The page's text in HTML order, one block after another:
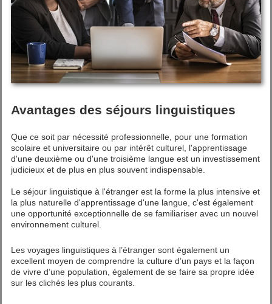
Avantages des séjours linguistiques
Que ce soit par nécessité professionnelle, pour une formation
scolaire et universitaire ou par intérêt culturel, l'apprentissage
d'une deuxième ou d'une troisième langue est un investissement
judicieux et de plus en plus souvent indispensable.
Le séjour linguistique à l'étranger est la forme la plus intensive et
la plus naturelle d'apprentissage d'une langue, c'est également
une opportunité exceptionnelle de se familiariser avec un nouvel
environnement culturel.
Les voyages linguistiques à l’étranger sont également un
excellent moyen de comprendre la culture d’un pays et la façon
de vivre d’une population, également de se faire sa propre idée
sur les clichés les plus courants.